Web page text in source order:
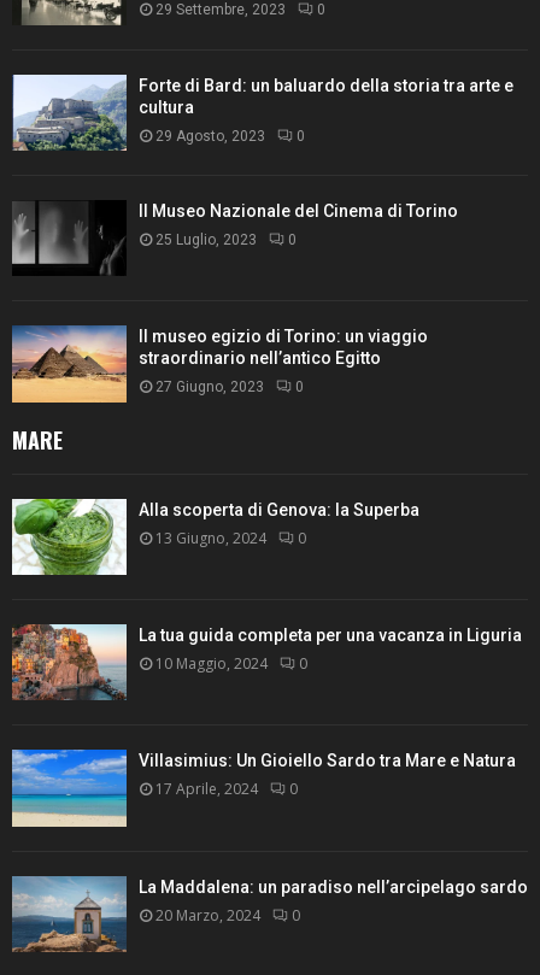
29 Settembre, 2023 0
Forte di Bard: un baluardo della storia tra arte e
cultura
29 Agosto, 2023 0
Il Museo Nazionale del Cinema di Torino
25 Luglio, 2023 0
Il museo egizio di Torino: un viaggio
straordinario nell’antico Egitto
27 Giugno, 2023 0
MARE
Alla scoperta di Genova: la Superba
13 Giugno, 2024 0
La tua guida completa per una vacanza in Liguria
10 Maggio, 2024 0
Villasimius: Un Gioiello Sardo tra Mare e Natura
17 Aprile, 2024 0
La Maddalena: un paradiso nell’arcipelago sardo
20 Marzo, 2024 0